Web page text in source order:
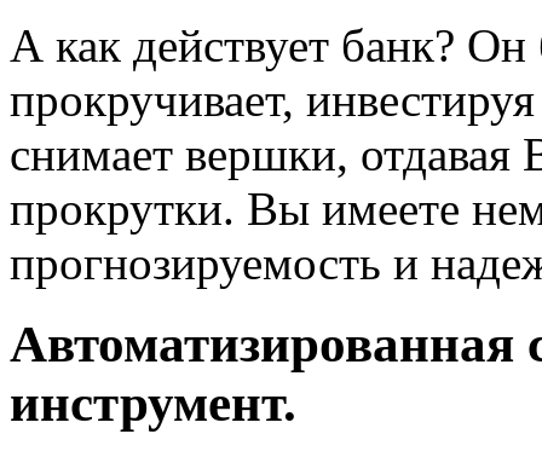
А как действует банк?
прокручивает,
снимает вершки, отдавая
прокрутки. Вы имеете
прогнозируемость и
инструмент.